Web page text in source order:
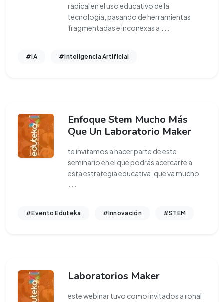
radical en el uso educativo de la
tecnología, pasando de herramientas
fragmentadas e inconexas a ...
#IA #Inteligencia Artificial
Enfoque Stem Mucho Más
Que Un Laboratorio Maker
te invitamos a hacer parte de este
seminario en el que podrás acercarte a
esta estrategia educativa, que va mucho
...
#Evento Eduteka #Innovación #STEM
Laboratorios Maker
este webinar tuvo como invitados a ronal